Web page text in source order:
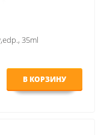
35ml
В КОРЗИНУ